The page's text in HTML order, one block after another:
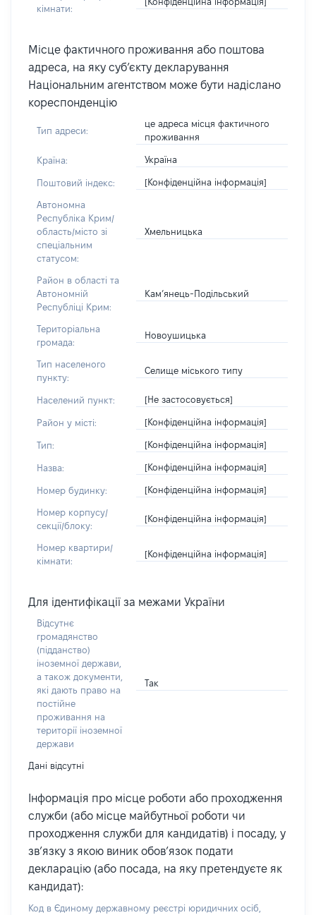
кімнати:
Місце фактичного проживання або поштова
адреса, на яку суб’єкту декларування
Національним агентством може бути надіслано
кореспонденцію
Тип адреси:
це адреса місця фактичного
проживання
Країна: Україна
Поштовий індекс: [Конфіденційна інформація]
Автономна
Республіка Крим/
область/місто зі
спеціальним
статусом:
Хмельницька
Район в області та
Автономній
Республіці Крим:
Кам’янець-Подільський
Територіальна
громада:
Новоушицька
Тип населеного
пункту:
Селище міського типу
Населений пункт: [Не застосовується]
Район у місті: [Конфіденційна інформація]
Тип: [Конфіденційна інформація]
Назва: [Конфіденційна інформація]
Номер будинку: [Конфіденційна інформація]
Номер корпусу/
секції/блоку:
[Конфіденційна інформація]
Номер квартири/
кімнати:
[Конфіденційна інформація]
Для ідентифікації за межами України
Відсутнє
громадянство
(підданство)
іноземної держави,
а також документи,
які дають право на
постійне
проживання на
території іноземної
держави
Так
Дані відсутні
Інформація про місце роботи або проходження
служби (або місце майбутньої роботи чи
проходження служби для кандидатів) і посаду, у
зв’язку з якою виник обов’язок подати
декларацію (або посада, на яку претендуєте як
кандидат):
Код в Єдиному державному реєстрі юридичних осіб,